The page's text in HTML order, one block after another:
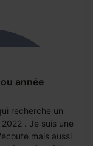
année
recherche un
. Je suis une
mais aussi